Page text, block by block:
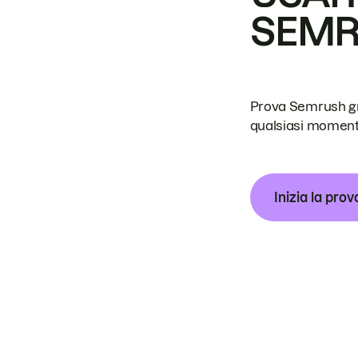
Prova Semrush
qualsiasi
Inizia la